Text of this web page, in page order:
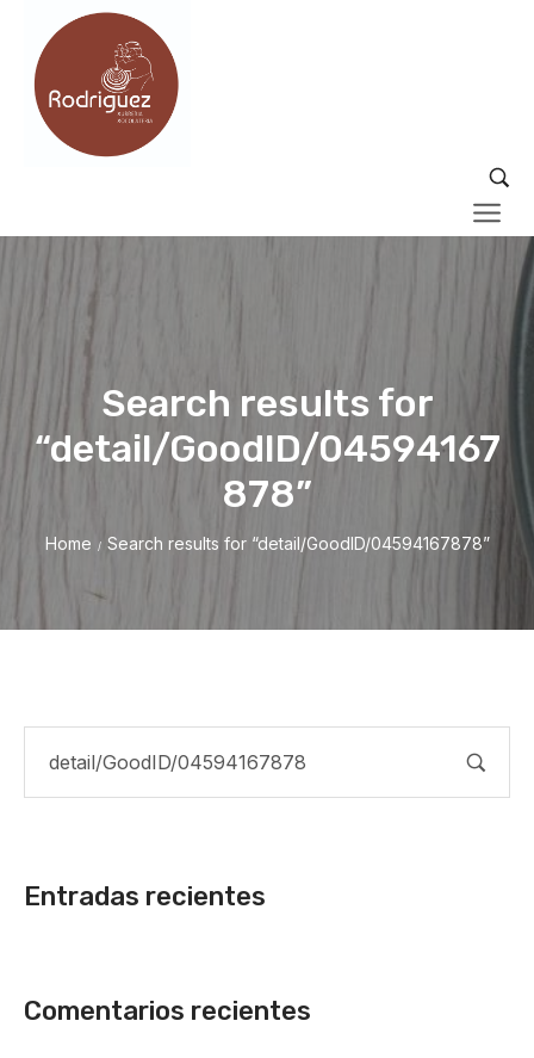
Search results for
“detail/GoodID/04594167
878”
Home / Search results for “detail/GoodID/04594167878”
Entradas recientes
Comentarios recientes